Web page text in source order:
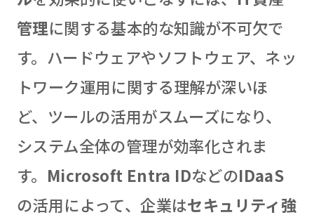
管理に関する基本的な知識が不可欠で
す。ハードウェアやソフトウェア、ネッ
トワーク運用に関する理解が深いほ
ど、ツールの活用がスムーズになり、
システム全体の管理が効率化されま
す。 Microsoft Entra IDなどのIDaaS
の活用によって、企業はセキュリティ強